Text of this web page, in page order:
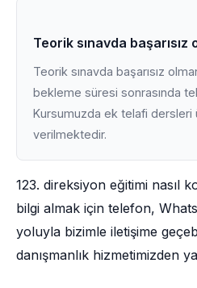
Teorik sınavda
Teorik sınavda başarısız
bekleme süresi sonrasında
Kursumuzda ek telafi dersleri
verilmektedir.
123. direksiyon eğitimi nasıl
bilgi almak için telefon,
yoluyla bizimle iletişime
danışmanlık hizmetimizden